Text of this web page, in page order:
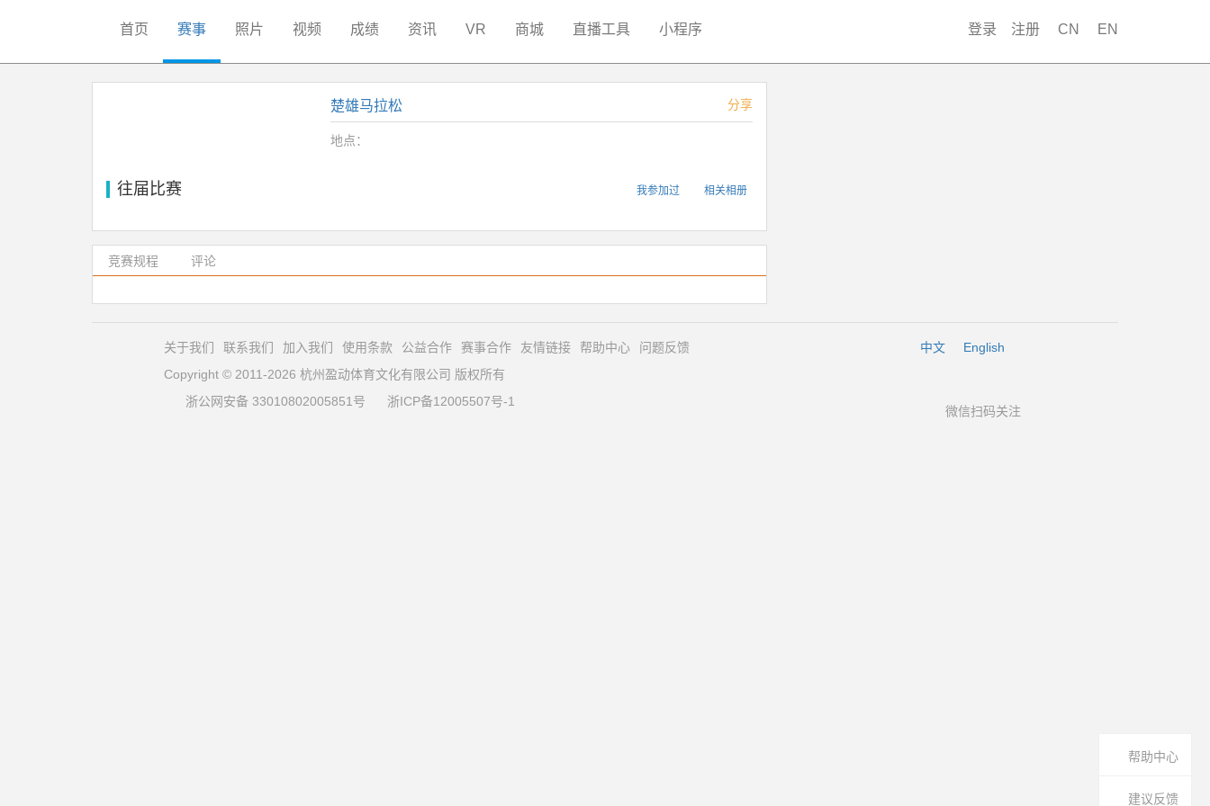
首页 赛事 照片 视频 成绩 资讯 VR 商城 直播工具 小程序 登录 注册 CN EN
楚雄马拉松 分享
地点：
往届比赛 我参加过 相关相册
竞赛规程 评论
帮助中心
建议反馈
关于我们 联系我们 加入我们 使用条款 公益合作 赛事合作 友情链接 帮助中心
问题反馈
Copyright © 2011-2026 杭州盈动体育文化有限公司 版权所有
浙公网安备 33010802005851号
浙ICP备12005507号-1
中文 English
微信扫码关注